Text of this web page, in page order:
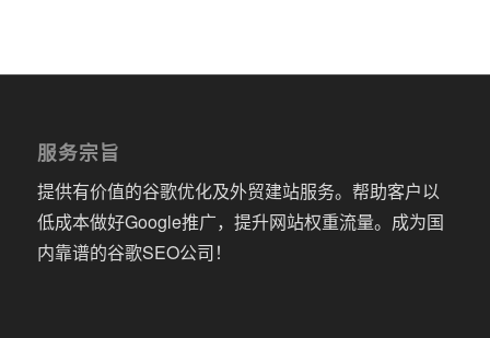
服务宗旨
提供有价值的谷歌优化及外贸建站服务。帮助客户以
低成本做好Google推广，提升网站权重流量。成为国
内靠谱的谷歌SEO公司！